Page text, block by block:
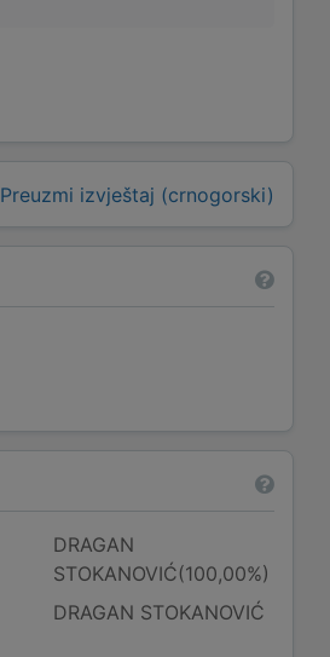
Preuzmi izvještaj (crnogorski)
DRAGAN
STOKANOVIĆ(100,00%)
DRAGAN STOKANOVIĆ